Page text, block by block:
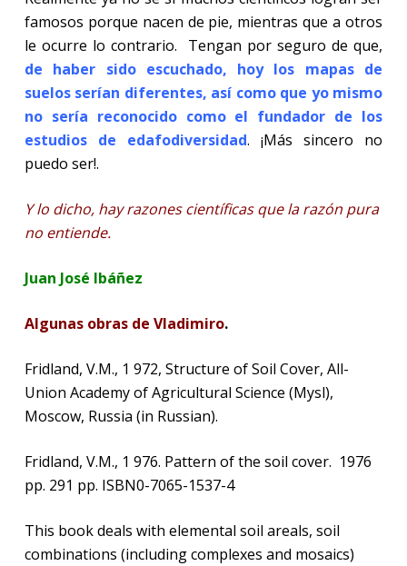
famosos porque nacen de pie, mientras que a otros
le ocurre lo contrario.
Tengan por seguro de que,
de haber sido escuchado, hoy los mapas de
suelos serían diferentes, así como que yo mismo
no sería reconocido como el fundador de los
estudios de edafodiversidad. ¡Más sincero no
puedo ser!.
Y lo dicho, hay razones científicas que la razón pura
no entiende.
Juan José Ibáñez
Algunas obras de Vladimiro.
Fridland, V.M., 1 972, Structure of Soil Cover, All-
Union Academy of Agricultural Science (Mysl),
Moscow, Russia (in Russian).
Fridland, V.M., 1 976. Pattern of the soil cover. 1976
pp. 291 pp. ISBN0-7065-1537-4
This book deals with elemental soil areals, soil
combinations (including complexes and mosaics)